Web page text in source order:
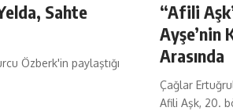
Sahte
Özberk'in paylaştığı
“Afili
Ayşe’nin
Arasında
Çağlar
Afili Aşk, 20.